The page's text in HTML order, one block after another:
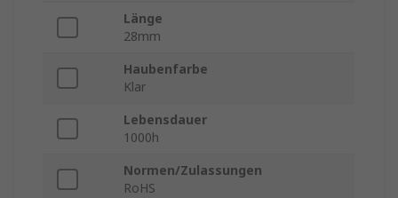
Länge
28mm
Haubenfarbe
Klar
Lebensdauer
1000h
Normen/Zulassungen
RoHS